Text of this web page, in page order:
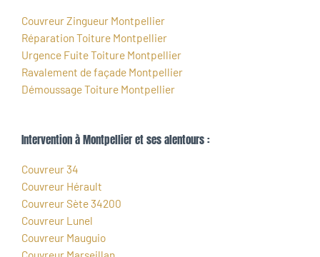
Couvreur Zingueur Montpellier
Réparation Toiture Montpellier
Urgence Fuite Toiture Montpellier
Ravalement de façade Montpellier
Démoussage Toiture Montpellier
Intervention à Montpellier et ses alentours :
Couvreur 34
Couvreur Hérault
Couvreur Sète 34200
Couvreur Lunel
Couvreur Mauguio